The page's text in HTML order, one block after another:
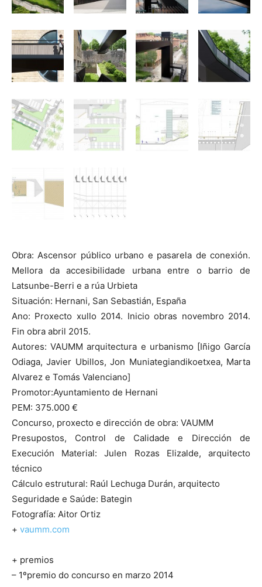
Obra: Ascensor público urbano e pasarela de conexión.
Mellora da accesibilidade urbana entre o barrio de
Latsunbe-Berri e a rúa Urbieta
Situación: Hernani, San Sebastián, España
Ano: Proxecto xullo 2014. Inicio obras novembro 2014.
Fin obra abril 2015.
Autores: VAUMM arquitectura e urbanismo [Iñigo García
Odiaga, Javier Ubillos, Jon Muniategiandikoetxea, Marta
Alvarez e Tomás Valenciano]
Promotor:Ayuntamiento de Hernani
PEM: 375.000 €
Concurso, proxecto e dirección de obra: VAUMM
Presupostos, Control de Calidade e Dirección de
Execución Material: Julen Rozas Elizalde, arquitecto
técnico
Cálculo estrutural: Raúl Lechuga Durán, arquitecto
Seguridade e Saúde: Bategin
Fotografía: Aitor Ortiz
+ vaumm.com
+ premios
– 1ºpremio do concurso en marzo 2014